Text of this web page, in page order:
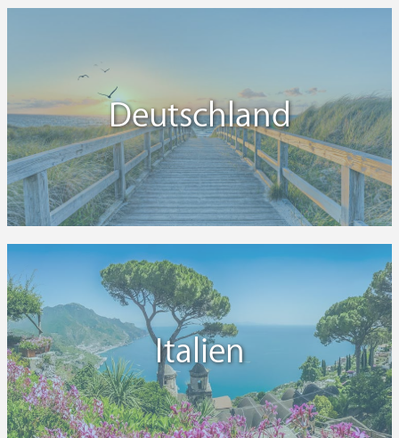
Deutschland
Italien